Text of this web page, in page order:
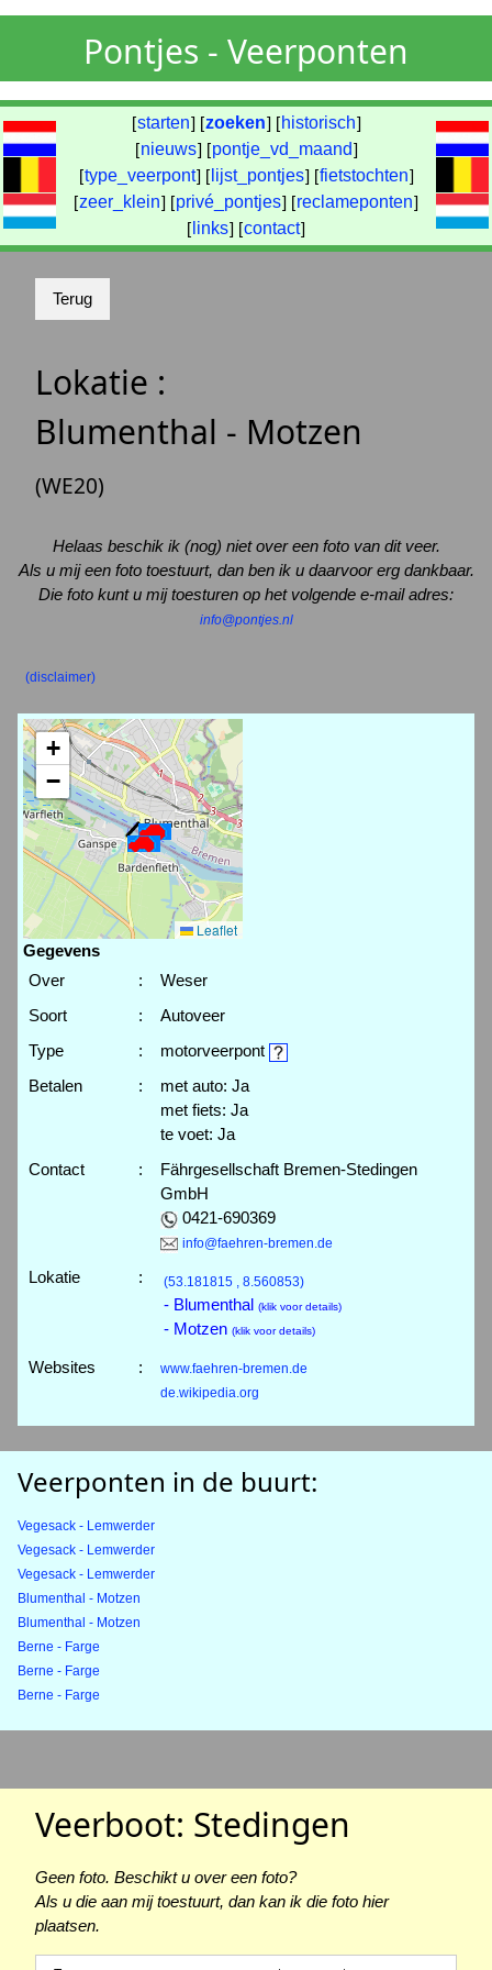
Pontjes - Veerponten
[starten] [zoeken] [ historisch]
[nieuws] [pontje_vd_maand]
[type_veerpont] [ lijst_pontjes] [fietstochten]
[zeer_klein] [privé_pontjes] [reclameponten]
[ links] [contact]
Lokatie :
Blumenthal - Motzen
(WE20)
Helaas beschik ik (nog) niet over een foto van dit veer.
Als u mij een foto toestuurt, dan ben ik u daarvoor erg dankbaar.
Die foto kunt u mij toesturen op het volgende e-mail adres:
info@pontjes.nl
(disclaimer)
+
−
Leaflet
Gegevens
Over
:
Weser
Soort
:
Autoveer
Type
:
motorveerpont
Betalen
:
met auto: Ja
met fiets: Ja
te voet: Ja
Contact
:
Fährgesellschaft Bremen-Stedingen
GmbH
0421-690369
info@faehren-bremen.de
Lokatie : (53.181815 , 8.560853)
- Blumenthal (klik voor details)
- Motzen (klik voor details)
Websites :
www.faehren-bremen.de
de.wikipedia.org
Veerponten in de buurt:
Vegesack - Lemwerder
Vegesack - Lemwerder
Vegesack - Lemwerder
Blumenthal - Motzen
Blumenthal - Motzen
Berne - Farge
Berne - Farge
Berne - Farge
Veerboot: Stedingen
Geen foto. Beschikt u over een foto?
Als u die aan mij toestuurt, dan kan ik die foto hier
plaatsen.